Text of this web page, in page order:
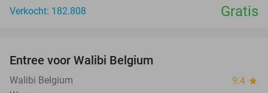
Verkocht: 182.808
Gratis
Entree voor Walibi Belgium
Walibi Belgium 9.4 star